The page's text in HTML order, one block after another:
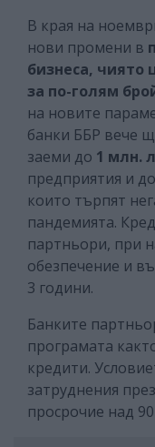
В края на
нови промени в
бизнеса, чиято
за по-голям
на новите
банки ББР вече
заеми до 1 млн.
предприятия и до
които търпят
пандемията.
партньори, при
обезпечение и
3 години.
Банките
програмата
кредити.
затруднения
просрочие над